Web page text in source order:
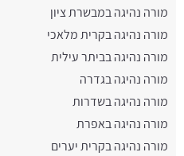
מורה נהיגה במבשרת ציון
מורה נהיגה בקרית מלאכי
מורה נהיגה בביתר עילית
מורה נהיגה בגדרה
מורה נהיגה בשדרות
מורה נהיגה באפרת
מורה נהיגה בקרית יערים